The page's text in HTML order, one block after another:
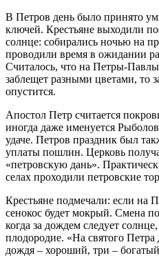
В Петров день было принято
ключей. Крестьяне выходили
солнце: собирались ночью на
проводили время в ожидании
Считалось, что на Петры-Павлы
заблещет разными цветами, то
опустится.
Апостол Петр считается
иногда даже именуется
удаче. Петров праздник был
уплаты пошлин. Церковь
«петровскую дань».
селах проходили петровские
Крестьяне подмечали: если на
сенокос будет мокрый. Смена
когда за дождем следует
плодородие. «На святого
дождя – хороший, три –